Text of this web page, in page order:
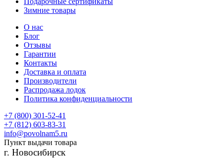
Зимние товары
О нас
Блог
Отзывы
Гарантии
Контакты
Доставка и оплата
Производители
Распродажа лодок
Политика конфиденциальности
+7 (800) 301-52-41
+7 (812) 603-83-31
info@povolnam5.ru
Пункт выдачи товара
г. Новосибирск